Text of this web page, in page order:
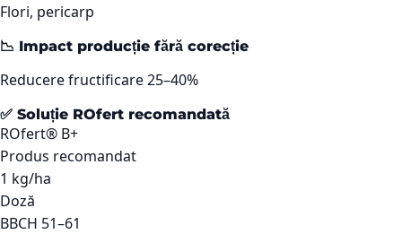
Flori, pericarp
📉 Impact producție fără corecție
Reducere fructificare 25–40%
✅ Soluție ROfert recomandată
ROfert® B+
Produs recomandat
1 kg/ha
Doză
BBCH 51–61